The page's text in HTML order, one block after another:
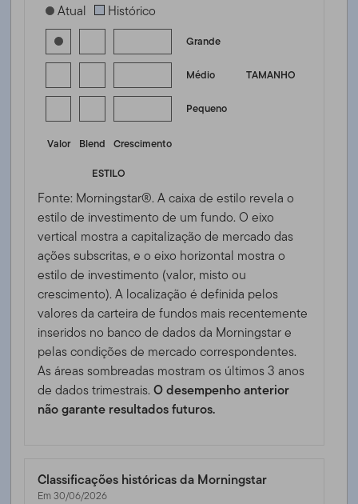
[products.morningstar-stylebox-title-sr-equity]
Atual Histórico
Grande
TAMANHO
Médio
Pequeno
Valor Blend
Crescimento
ESTILO
Fonte: Morningstar®. A caixa de estilo revela o
estilo de investimento de um fundo. O eixo
vertical mostra a capitalização de mercado das
ações subscritas, e o eixo horizontal mostra o
estilo de investimento (valor, misto ou
crescimento). A localização é definida pelos
valores da carteira de fundos mais recentemente
inseridos no banco de dados da Morningstar e
pelas condições de mercado correspondentes.
As áreas sombreadas mostram os últimos 3 anos
de dados trimestrais.O desempenho anterior
não garante resultados futuros.
Classificações históricas da Morningstar
Em 30/06/2026